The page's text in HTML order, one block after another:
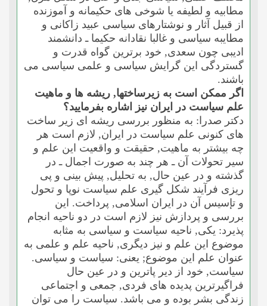
مطابیه و لطیفه یا شوخى هاى حکیمانه و آموزنده
از قبیل آثار و نوشتارهاى سیاسى عبید زاکانى و
مطایبه سیاسى و غالبا نقادانه حکیما ـ دانشمند
ادیبى چون سعدى, خود برترین گواه قدرت و
گستردگى این گرایش سیاسى و علمى سیاسى مى
باشند.
اگر ممکن است به زیرساختها, ریشه ها و ماهیت
علم سیاست در ایران نیز اشاره بفرمایید؟
دکتر صدرا: به منظور بررسى ریشه اى زیر ساخت
هاى کنونى علم سیاست در ایران, لازم است هر
چه بیشتر به ماهیت, حقیقت و واقعیت این علم و
سیر تحولات آن ـ هر چند به صورت اجمال ـ در
گذشته و در عین حال, به تحلیل, پیش بینى و پى
ریزى فرآیند شکل گیرى علم سیاست نوپا و تحول
و تإسیس آن در ایران اسلامى, پرداخت. این
بررسى و پردازش نیز لازم است در دو ناحیه انجام
پذیرد: یکى, ناحیه سیاست و سیاسى به مثابه
موضوع این علم و نیز دیگرى, ناحیه علم و علمى به
عنوان علم این موضوع; یعنى: سیاست و سیاسى.
سیاست, خود از دیر پاترین و در عین حال
فراگیرترین پدیده هاى فردى, جمعى و اجتماعى
زندگى بشر بوده و مى باشد. سیاست را مى توان